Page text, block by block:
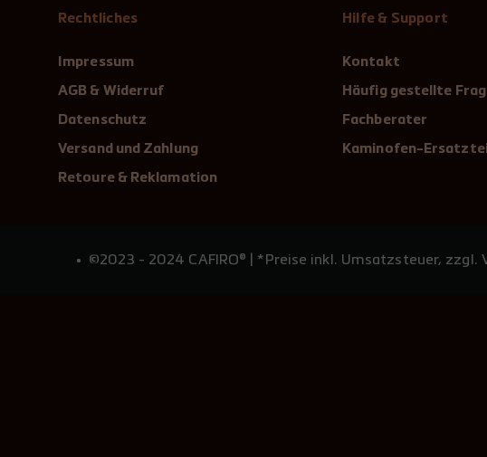
Rechtliches
Impressum
AGB & Widerruf
Datenschutz
Versand und Zahlung
Retoure & Reklamation
Hilfe & Support
Kontakt
Häufig gestellte
Fachberater
Kaminofen-
©2023 - 2024 CAFIRO® | *Preise inkl. Umsatzsteuer, zzgl.